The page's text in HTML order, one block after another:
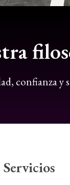
confianza y
Servicios